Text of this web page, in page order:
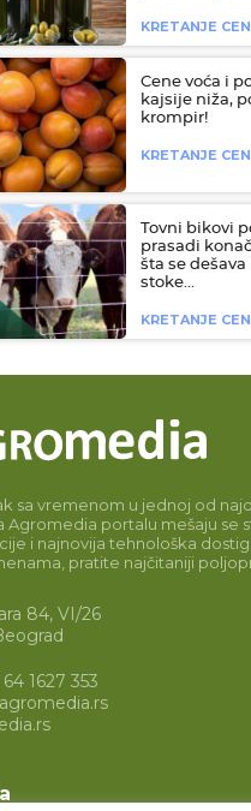
KRETANJE
Cene voća i
kajsije niža,
krompir!
KRETANJE
Tovni bikovi
prasadi
šta se
stoke…
KRETANJE
sa vremenom u jednoj od
Agromedia portalu mešaju se
i najnovija tehnološka
pratite najčitaniji
84, VI/26
1627 353